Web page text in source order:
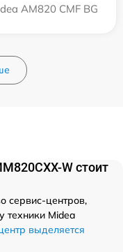
AM820 CMF BG
W стоит
сервис-центров,
техники Midea
выделяется